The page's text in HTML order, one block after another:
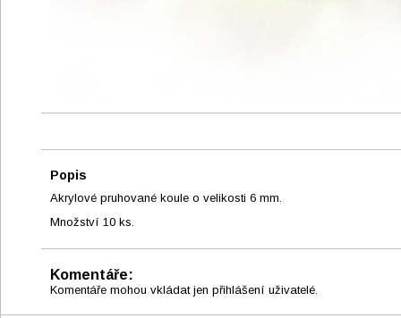
Popis
Akrylové pruhované koule o velikosti 6 mm.
Množství 10 ks.
Komentáře:
Komentáře mohou vkládat jen přihlášení uživatelé.